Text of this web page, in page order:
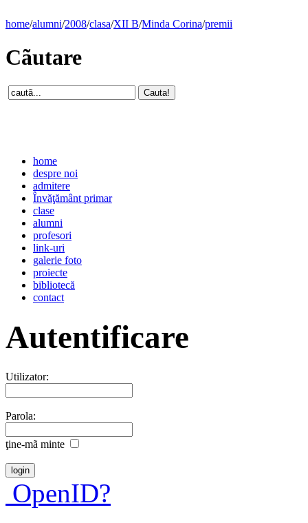
home/alumni/2008/clasa/XII B/Minda Corina/premii
Cãutare
home
despre noi
admitere
Învăţământ primar
clase
alumni
profesori
link-uri
galerie foto
proiecte
bibliotecă
contact
Autentificare
Utilizator:
Parola:
ţine-mã minte
OpenID?